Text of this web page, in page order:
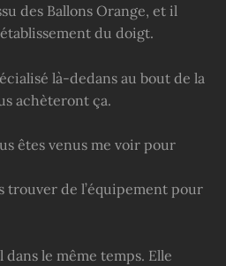
des Ballons Orange, et il
du doigt.
là-dedans au bout de la
achèteront ça.
êtes venus me voir pour
trouver de l’équipement pour
le même temps. Elle